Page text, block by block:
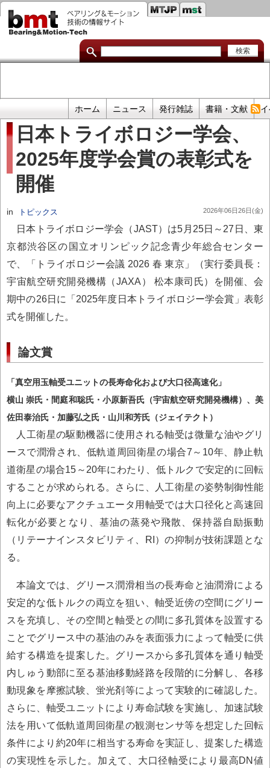
メ
イ
テ
カ
ン
ダ
リ
ン
ク
ラ
イ
リ
ホーム ニュース 発行雑誌 書籍・文献
日本トライボロジー学会、
2025年度学会賞の表彰式を
開催
2026年06日26日(金)
in トピックス
日本トライボロジー学会（JAST）は5月25日～27日、東
京都渋谷区の国立オリンピック記念青少年総合センター
で、「トライボロジー会議 2026 春 東京」（実行委員長：
宇宙航空研究開発機構（JAXA） 松本康司氏）を開催、会
期中の26日に「2025年度日本トライボロジー学会賞」表彰
式を開催した。
論文賞
「真空用玉軸受ユニットの長寿命化および大口径高速化」
横山 崇氏・間庭和聡氏・小原新吾氏（宇宙航空研究開発機構）、美
佐田泰治氏・加藤弘之氏・山川和芳氏（ジェイテクト）
人工衛星の駆動機器に使用される軸受は微量な油やグリ
ースで潤滑され、低軌道周回衛星の場合7～10年、静止軌
道衛星の場合15～20年にわたり、低トルクで安定的に回転
することが求められる。さらに、人工衛星の姿勢制御性能
向上に必要なアクチュエータ用軸受では大口径化と高速回
転化が必要となり、基油の蒸発や飛散、保持器自励振動
（リテーナインスタビリティ、RI）の抑制が技術課題とな
る。
本論文では、グリース潤滑相当の長寿命と油潤滑による
安定的な低トルクの両立を狙い、軸受近傍の空間にグリー
スを充填し、その空間と軸受との間に多孔質体を設置する
ことでグリース中の基油のみを表面張力によって軸受に供
給する構造を提案した。グリースから多孔質体を通り軸受
内しゅう動部に至る基油移動経路を段階的に分解し、各移
動現象を摩擦試験、蛍光剤等によって実験的に確認した。
さらに、軸受ユニットにより寿命試験を実施し、加速試験
法を用いて低軌道周回衛星の観測センサ等を想定した回転
条件により約20年に相当する寿命を実証し、提案した構造
の実現性を示した。加えて、大口径軸受により最高DN値